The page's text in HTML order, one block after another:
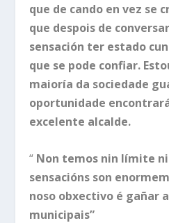
que de cando en vez se
que despois de
sensación ter estado
que se pode confiar.
maioría da sociedade
oportunidade
excelente alcalde.
“ Non temos nin límite
sensacións son
noso obxectivo é gañar
municipais”